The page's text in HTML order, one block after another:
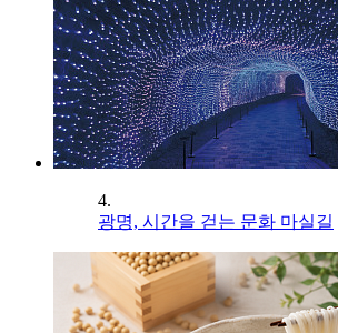
4.
광명, 시간을 걷는 문화 마실길